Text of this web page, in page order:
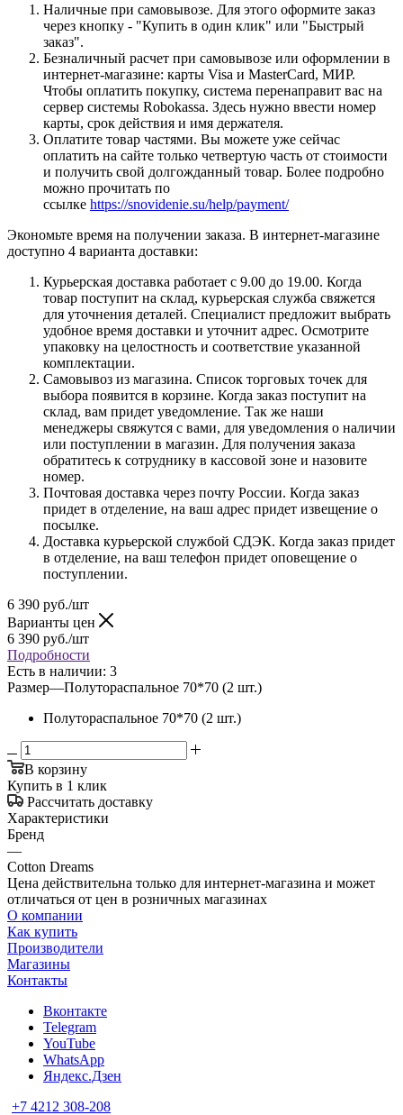
Наличные при самовывозе. Для этого оформите заказ
через кнопку - "Купить в один клик" или "Быстрый
заказ".
Безналичный расчет при самовывозе или оформлении в
интернет-магазине: карты Visa и MasterCard, МИР.
Чтобы оплатить покупку, система перенаправит вас на
сервер системы Robokassa. Здесь нужно ввести номер
карты, срок действия и имя держателя.
Оплатите товар частями. Вы можете уже сейчас
оплатить на сайте только четвертую часть от стоимости
и получить свой долгожданный товар. Более подробно
можно прочитать по
ссылке https://snovidenie.su/help/payment/
Экономьте время на получении заказа. В интернет-магазине
доступно 4 варианта доставки:
Курьерская доставка работает с 9.00 до 19.00. Когда
товар поступит на склад, курьерская служба свяжется
для уточнения деталей. Специалист предложит выбрать
удобное время доставки и уточнит адрес. Осмотрите
упаковку на целостность и соответствие указанной
комплектации.
Самовывоз из магазина. Список торговых точек для
выбора появится в корзине. Когда заказ поступит на
склад, вам придет уведомление. Так же наши
менеджеры свяжутся с вами, для уведомления о наличии
или поступлении в магазин. Для получения заказа
обратитесь к сотруднику в кассовой зоне и назовите
номер.
Почтовая доставка через почту России. Когда заказ
придет в отделение, на ваш адрес придет извещение о
посылке.
Доставка курьерской службой СДЭК. Когда заказ придет
в отделение, на ваш телефон придет оповещение о
поступлении.
6 390 руб./шт
Варианты цен
6 390 руб./шт
Подробности
Есть в наличии: 3
Размер—Полутораспальное 70*70 (2 шт.)
Полутораспальное 70*70 (2 шт.)
В корзину
Купить в 1 клик
Рассчитать доставку
Характеристики
Бренд
—
Cotton Dreams
Цена действительна только для интернет-магазина и может
отличаться от цен в розничных магазинах
О компании
Как купить
Производители
Магазины
Контакты
Вконтакте
Telegram
YouTube
WhatsApp
Яндекс.Дзен
+7 4212 308-208